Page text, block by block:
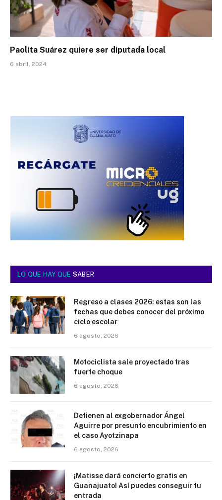
Paolita Suárez quiere ser diputada local
6 abril, 2024
LO QUE HAY QUE SABER
Regreso a clases 2026: estas son las
fechas que debes conocer del próximo
ciclo escolar
6 agosto, 2026
Motociclista sale proyectado tras
fuerte choque
6 agosto, 2026
Detienen al exgobernador Ángel
Aguirre por presunto encubrimiento en
el caso Ayotzinapa
6 agosto, 2026
¡Matisse dará concierto gratis en
Guanajuato! Así puedes conseguir tu
entrada